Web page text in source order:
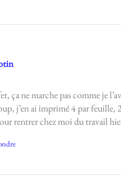
ça ne marche pas comme je
j’en ai imprimé 4 par feuille,
rentrer chez moi du travail